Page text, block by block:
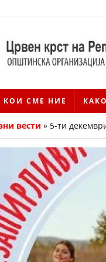
КОИ СМЕ НИЕ
вести » 5-ти